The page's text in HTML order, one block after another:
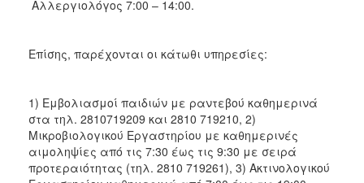
Αλλεργιολόγος 7:00 – 14:00.
Επίσης, παρέχονται οι κάτωθι υπηρεσίες:
1) Εμβολιασμοί παιδιών με ραντεβού καθημερινά
στα τηλ. 2810719209 και 2810 719210, 2)
Μικροβιολογικού Εργαστηρίου με καθημερινές
αιμοληψίες από τις 7:30 έως τις 9:30 με σειρά
προτεραιότητας (τηλ. 2810 719261), 3) Ακτινολογικού